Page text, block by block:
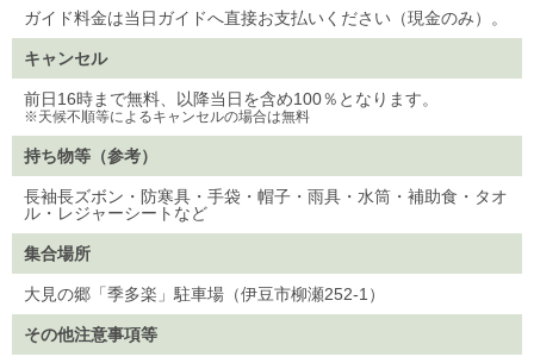
ガイド料金は当日ガイドへ直接お支払いください（現金のみ）。
キャンセル
前日16時まで無料、以降当日を含め100％となります。
※天候不順等によるキャンセルの場合は無料
持ち物等（参考）
長袖長ズボン・防寒具・手袋・帽子・雨具・水筒・補助食・タオ
ル・レジャーシートなど
集合場所
大見の郷「季多楽」駐車場（伊豆市柳瀬252-1）
その他注意事項等